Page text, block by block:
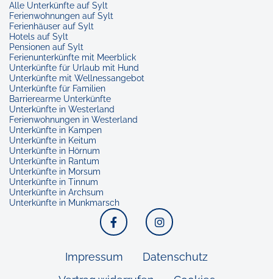
Alle Unterkünfte auf Sylt
Ferienwohnungen auf Sylt
Ferienhäuser auf Sylt
Hotels auf Sylt
Pensionen auf Sylt
Ferienunterkünfte mit Meerblick
Unterkünfte für Urlaub mit Hund
Unterkünfte mit Wellnessangebot
Unterkünfte für Familien
Barrierearme Unterkünfte
Unterkünfte in Westerland
Ferienwohnungen in Westerland
Unterkünfte in Kampen
Unterkünfte in Keitum
Unterkünfte in Hörnum
Unterkünfte in Rantum
Unterkünfte in Morsum
Unterkünfte in Tinnum
Unterkünfte in Archsum
Unterkünfte in Munkmarsch
Facebook Instagram
Impressum
Datenschutz